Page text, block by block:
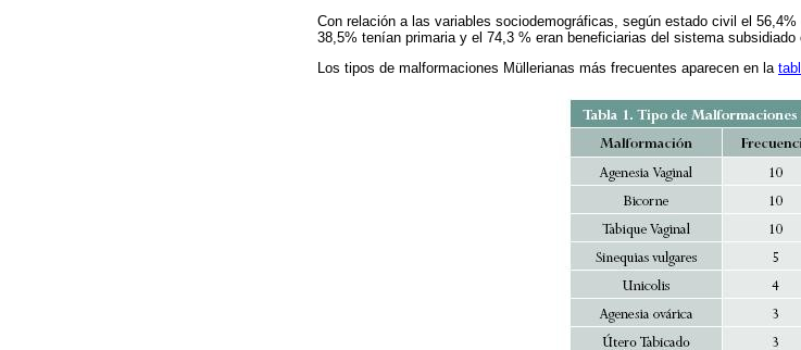
Con relación a las variables sociodemográficas, según estado civil el
38,5% tenían primaria y el 74,3 % eran beneficiarias del sistema
Los tipos de malformaciones Müllerianas más frecuentes aparecen en la